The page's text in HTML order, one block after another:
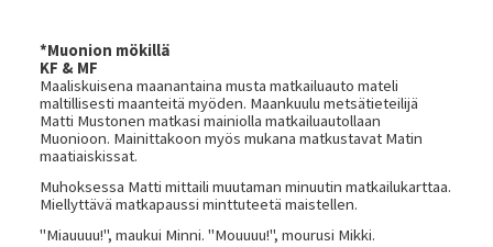
*Muonion mökillä
KF & MF
Maaliskuisena maanantaina musta matkailuauto mateli
maltillisesti maanteitä myöden. Maankuulu metsätieteilijä
Matti Mustonen matkasi mainiolla matkailuautollaan
Muonioon. Mainittakoon myös mukana matkustavat Matin
maatiaiskissat.
Muhoksessa Matti mittaili muutaman minuutin matkailukarttaa.
Miellyttävä matkapaussi minttuteetä maistellen.
"Miauuuu!", maukui Minni. "Mouuuu!", mourusi Mikki.